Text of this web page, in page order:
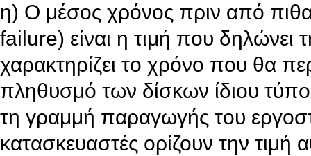
η) Ο μέσος χρόνος πριν από
failure) είναι η τιμή που δηλώνει
χαρακτηρίζει το χρόνο που θα
πληθυσμό των δίσκων ίδιου
τη γραμμή παραγωγής του
κατασκευαστές ορίζουν την